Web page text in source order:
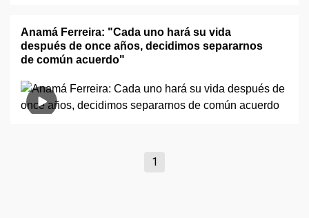
Anamá Ferreira: "Cada uno hará su vida
después de once años, decidimos separarnos
de común acuerdo"
1